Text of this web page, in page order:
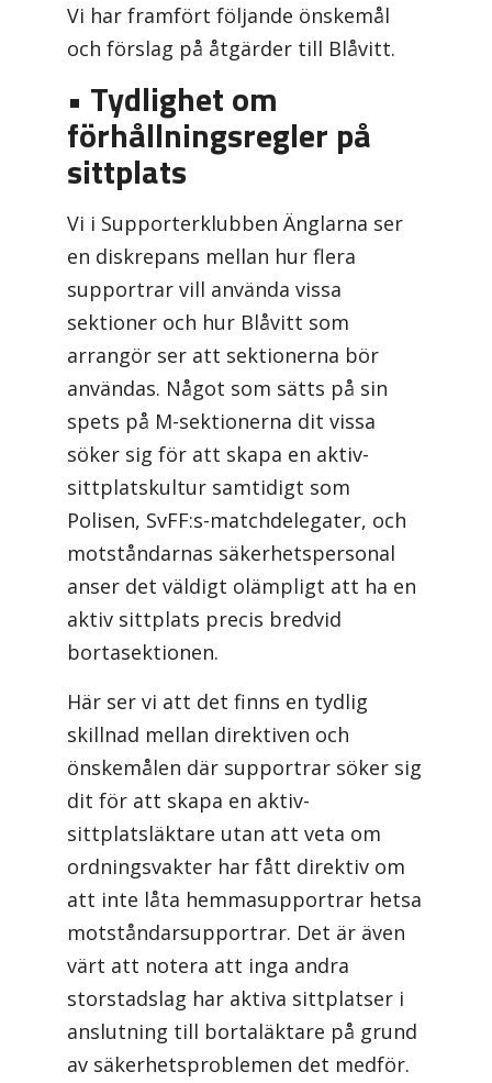
Vi har framfört följande önskemål
och förslag på åtgärder till Blåvitt.
• Tydlighet om
förhållningsregler på
sittplats
Vi i Supporterklubben Änglarna ser
en diskrepans mellan hur flera
supportrar vill använda vissa
sektioner och hur Blåvitt som
arrangör ser att sektionerna bör
användas. Något som sätts på sin
spets på M-sektionerna dit vissa
söker sig för att skapa en aktiv-
sittplatskultur samtidigt som
Polisen, SvFF:s-matchdelegater, och
motståndarnas säkerhetspersonal
anser det väldigt olämpligt att ha en
aktiv sittplats precis bredvid
bortasektionen.
Här ser vi att det finns en tydlig
skillnad mellan direktiven och
önskemålen där supportrar söker sig
dit för att skapa en aktiv-
sittplatsläktare utan att veta om
ordningsvakter har fått direktiv om
att inte låta hemmasupportrar hetsa
motståndarsupportrar. Det är även
värt att notera att inga andra
storstadslag har aktiva sittplatser i
anslutning till bortaläktare på grund
av säkerhetsproblemen det medför.